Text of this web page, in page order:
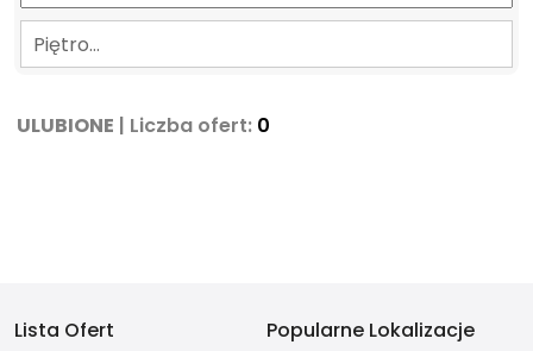
Piętro…
ULUBIONE | Liczba ofert: 0
Lista Ofert
Popularne Lokalizacje